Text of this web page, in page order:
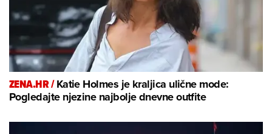
ZENA.HR /Katie Holmes je kraljica ulične mode:
Pogledajte njezine najbolje dnevne outfite